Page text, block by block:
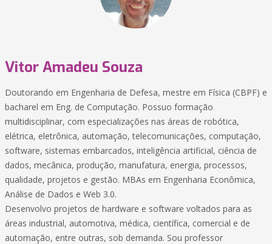
Vitor Amadeu Souza
Doutorando em Engenharia de Defesa, mestre em Física (CBPF) e
bacharel em Eng. de Computação. Possuo formação
multidisciplinar, com especializações nas áreas de robótica,
elétrica, eletrônica, automação, telecomunicações, computação,
software, sistemas embarcados, inteligência artificial, ciência de
dados, mecânica, produção, manufatura, energia, processos,
qualidade, projetos e gestão. MBAs em Engenharia Econômica,
Análise de Dados e Web 3.0.
Desenvolvo projetos de hardware e software voltados para as
áreas industrial, automotiva, médica, científica, comercial e de
automação, entre outras, sob demanda. Sou professor